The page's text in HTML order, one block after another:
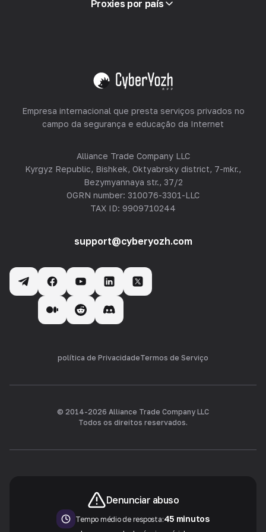
Revendendo
Proxies por país
Ver tudo
Empresa internacional que presta serviços privados no
campo da segurança e educação da Internet
Alliance Trade Company LLC
Kyrgyz Republic, Bishkek, Oktyabrsky district, 7-mkr.,
Bezymyannaya str., 37/2
OGRN number: 310076-3301-LLC
TAX ID: 9909710244
support@cyberyozh.com
política de PrivacidadeTermos de Serviço
© 2014-2026 Alliance Trade Company LLC
Todos os direitos reservados.
Denunciar abuso
Tempo médio de resposta:45 minutos